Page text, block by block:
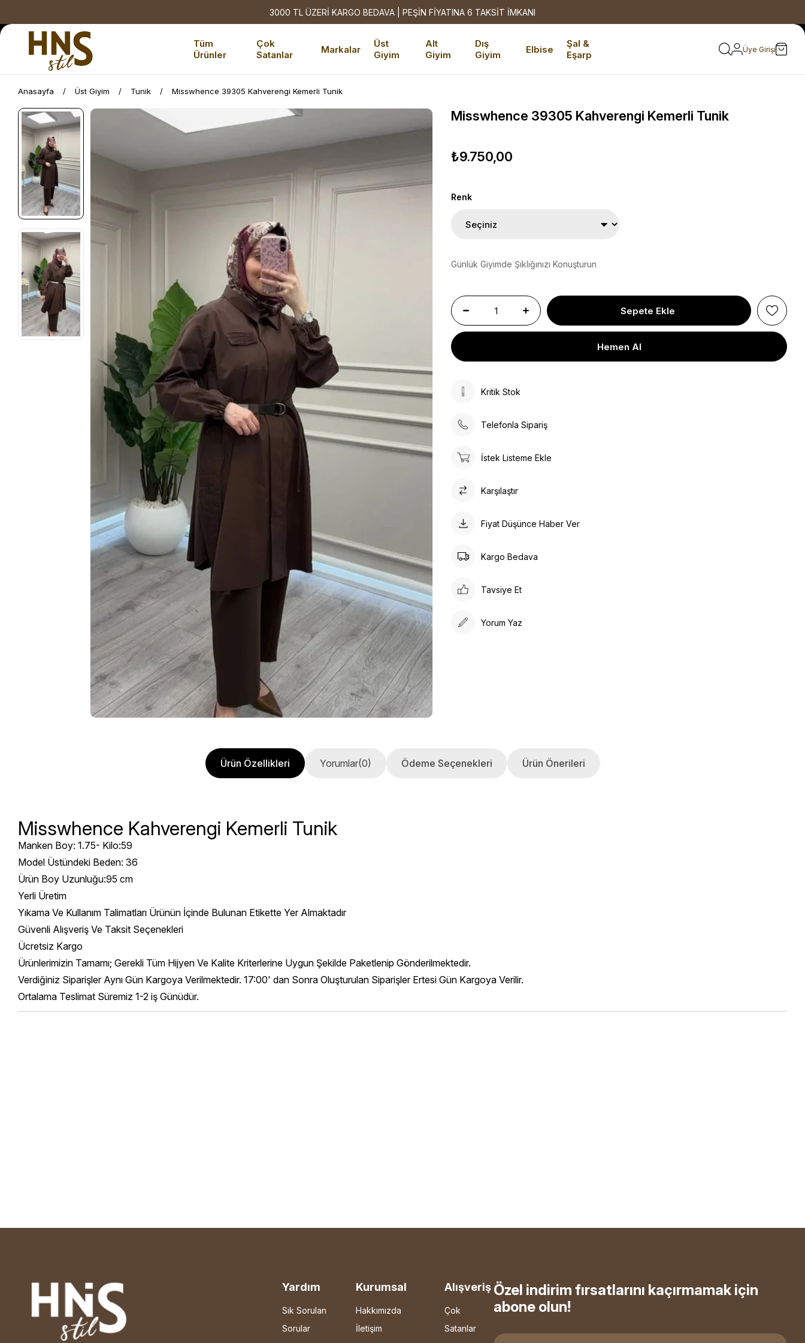
3000 TL ÜZERİ KARGO BEDAVA | PEŞİN FİYATINA 6 TAKSİT İMKANI
Tüm
Ürünler
Çok
Satanlar
Markalar
Üst
Giyim
Alt
Giyim
Dış
Giyim
Elbise
Şal &
Eşarp
Üye Girişi
Anasayfa Üst Giyim Tunik Misswhence 39305 Kahverengi Kemerli Tunik
Misswhence 39305 Kahverengi Kemerli Tunik
₺9.750,00
Renk
Günlük Giyimde Şıklığınızı Konuşturun
Kritik Stok
Telefonla Sipariş
İstek Listeme Ekle
Karşılaştır
Fiyat Düşünce Haber Ver
Kargo Bedava
Tavsiye Et
Yorum Yaz
Ürün Özellikleri Yorumlar(0) Ödeme Seçenekleri Ürün Önerileri
Misswhence Kahverengi Kemerli Tunik
Manken Boy: 1.75- Kilo:59
Model Üstündeki Beden: 36
Ürün Boy Uzunluğu:95 cm
Yerli Üretim
Yıkama Ve Kullanım Talimatları Ürünün İçinde Bulunan Etikette Yer Almaktadır
Güvenli Alışveriş Ve Taksit Seçenekleri
Ücretsiz Kargo
Ürünlerimizin Tamamı; Gerekli Tüm Hijyen Ve Kalite Kriterlerine Uygun Şekilde Paketlenip Gönderilmektedir.
Verdiğiniz Siparişler Aynı Gün Kargoya Verilmektedir. 17:00' dan Sonra Oluşturulan Siparişler Ertesi Gün Kargoya Verilir.
Ortalama Teslimat Süremiz 1-2 iş Günüdür.
Yardım
Sık Sorulan
Sorular
Kurumsal
Hakkımızda
İletişim
Alışveriş
Çok
Satanlar
Özel indirim fırsatlarını kaçırmamak için
abone olun!